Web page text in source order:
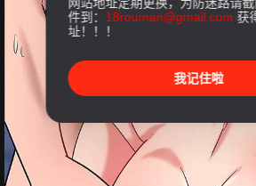
件到： 18rouman@gmail.com 获
址！！！
我记住啦